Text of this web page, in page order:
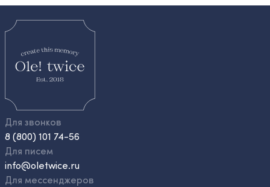
Для звонков
8 (800) 101 74-56
Для писем
info@oletwice.ru
Для мессенджеров